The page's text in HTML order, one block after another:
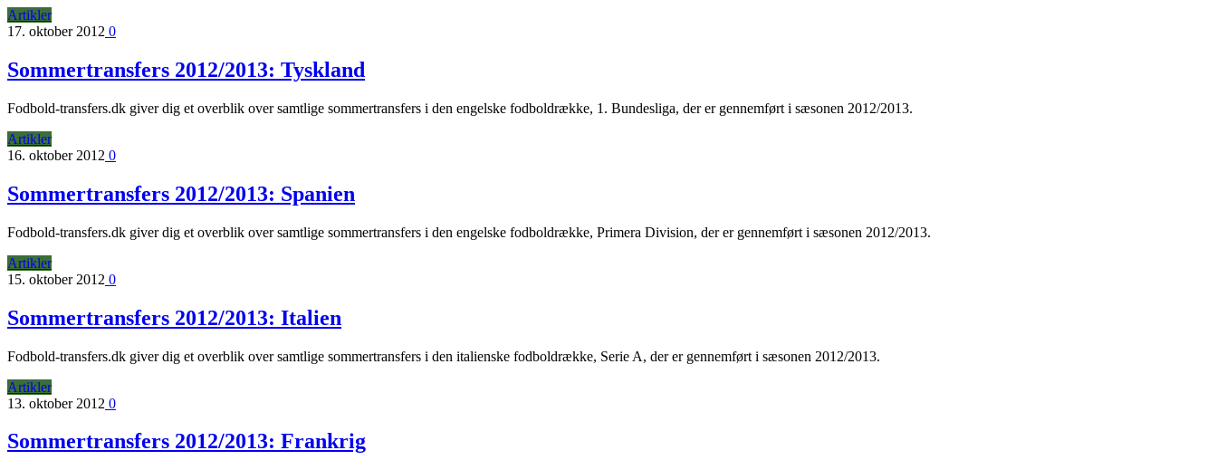
Artikler
17. oktober 2012 0
Sommertransfers 2012/2013: Tyskland
Fodbold-transfers.dk giver dig et overblik over samtlige sommertransfers i den engelske fodboldrække, 1. Bundesliga, der er gennemført i sæsonen 2012/2013.
Artikler
16. oktober 2012 0
Sommertransfers 2012/2013: Spanien
Fodbold-transfers.dk giver dig et overblik over samtlige sommertransfers i den engelske fodboldrække, Primera Division, der er gennemført i sæsonen 2012/2013.
Artikler
15. oktober 2012 0
Sommertransfers 2012/2013: Italien
Fodbold-transfers.dk giver dig et overblik over samtlige sommertransfers i den italienske fodboldrække, Serie A, der er gennemført i sæsonen 2012/2013.
Artikler
13. oktober 2012 0
Sommertransfers 2012/2013: Frankrig